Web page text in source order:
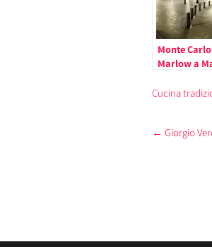
Monte
Marlow a
Cigar Club
Cucina
Post
← Giorgio